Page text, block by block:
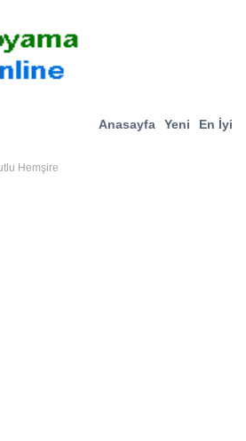
Anasayfa Yeni En İyi
Hemşire